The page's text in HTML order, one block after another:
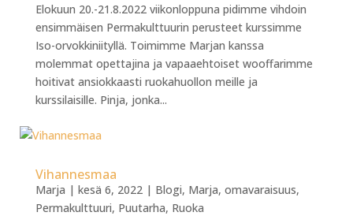
Elokuun 20.-21.8.2022 viikonloppuna pidimme vihdoin
ensimmäisen Permakulttuurin perusteet kurssimme
Iso-orvokkiniityllä. Toimimme Marjan kanssa
molemmat opettajina ja vapaaehtoiset wooffarimme
hoitivat ansiokkaasti ruokahuollon meille ja
kurssilaisille. Pinja, jonka...
Vihannesmaa
Marja | kesä 6, 2022| Blogi, Marja, omavaraisuus,
Permakulttuuri, Puutarha, Ruoka